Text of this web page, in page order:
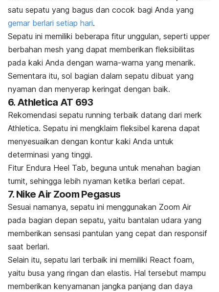
satu sepatu yang bagus dan cocok bagi Anda yang
gemar berlari setiap hari.
Sepatu ini memiliki beberapa fitur unggulan, seperti upper
berbahan mesh yang dapat memberikan fleksibilitas
pada kaki Anda dengan warna-warna yang menarik.
Sementara itu, sol bagian dalam sepatu dibuat yang
nyaman dan menyerap keringat dengan baik.
6. Athletica AT 693
Rekomendasi sepatu running terbaik datang dari merk
Athletica. Sepatu ini mengklaim fleksibel karena dapat
menyesuaikan dengan kontur kaki Anda untuk
determinasi yang tinggi.
Fitur Endura Heel Tab, beguna untuk menahan bagian
tumit, sehingga lebih nyaman ketika berlari cepat.
7. Nike Air Zoom Pegasus
Sesuai namanya, sepatu ini menggunakan Zoom Air
pada bagian depan sepatu, yaitu bantalan udara yang
memberikan sensasi pantulan yang cepat dan responsif
saat berlari.
Selain itu, sepatu lari terbaik ini memiliki React foam,
yaitu busa yang ringan dan elastis. Hal tersebut mampu
memberikan kenyamanan jangka panjang dan daya